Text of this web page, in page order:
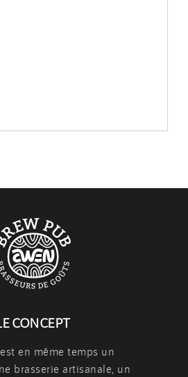
CONCEPT
en même temps un
brasserie artisanale, un